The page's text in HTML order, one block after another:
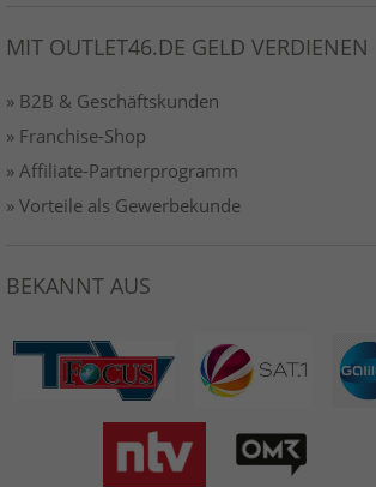
MIT OUTLET46.DE GELD VERDIENEN
» B2B & Geschäftskunden
» Franchise-Shop
» Affiliate-Partnerprogramm
» Vorteile als Gewerbekunde
BEKANNT AUS